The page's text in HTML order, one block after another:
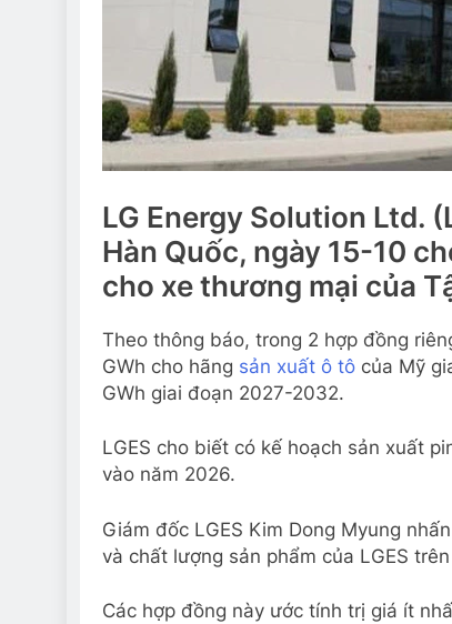
LG Energy Solution Ltd.
Hàn Quốc, ngày 15-10
cho xe thương mại của
Theo thông báo, trong 2 hợp đồng
GWh cho hãng sản xuất ô tô của Mỹ
GWh giai đoạn 2027-2032.
LGES cho biết có kế hoạch sản xuất
vào năm 2026.
Giám đốc LGES Kim Dong Myung
và chất lượng sản phẩm của LGES
Các hợp đồng này ước tính trị giá ít